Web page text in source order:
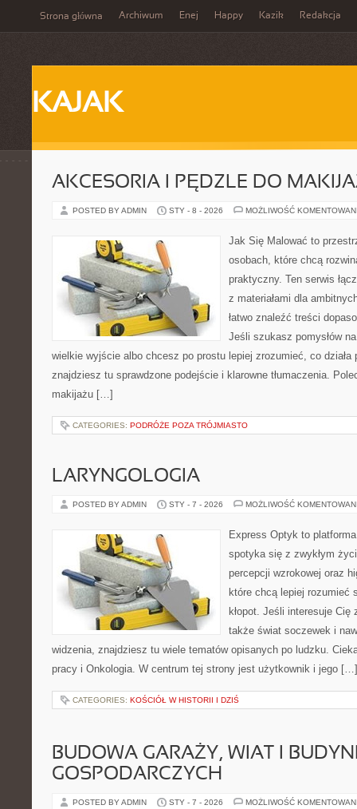
Strona główna Archiwum Enej Happy Kazik Redakcja
KAJAK
AKCESORIA I PĘDZLE DO
POSTED BY ADMIN STY - 8 - 2026 MOŻLIWOŚĆ
Jak Się Malować to
osobach, które chcą
praktyczny. Ten serwis
z materiałami dla
łatwo znaleźć treści
Jeśli szukasz pomysłów
wielkie wyjście albo chcesz po prostu lepiej zrozumieć, co działa
znajdziesz tu sprawdzone podejście i klarowne tłumaczenia.
makijażu […]
CATEGORIES: PODRÓŻE POZA TRÓJMIASTO
LARYNGOLOGIA
POSTED BY ADMIN STY - 7 - 2026 MOŻLIWOŚĆ
Express Optyk to
spotyka się z zwykłym
percepcji wzrokowej oraz
które chcą lepiej rozumieć
kłopot. Jeśli interesuje Cię
także świat soczewek i
widzenia, znajdziesz tu wiele tematów opisanych po ludzku.
pracy i Onkologia. W centrum tej strony jest użytkownik i jego […]
CATEGORIES: KOŚCIÓŁ W HISTORII I DZIŚ
BUDOWA GARAŻY, WIAT I
GOSPODARCZYCH
POSTED BY ADMIN STY - 7 - 2026 MOŻLIWOŚĆ